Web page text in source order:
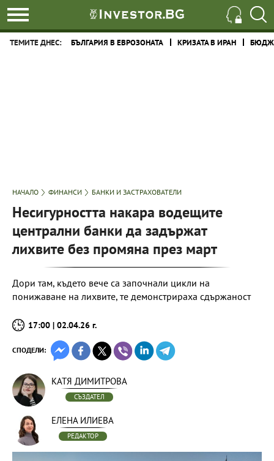
ТЕМИТЕ ДНЕС: БЪЛГАРИЯ В ЕВРОЗОНАТА КРИЗАТА В ИРАН
НАЧАЛО ФИНАНСИ БАНКИ И ЗАСТРАХОВАТЕЛИ
Несигурността накара водещите
централни банки да задържат
лихвите без промяна през март
Дори там, където вече са започнали цикли на
понижаване на лихвите, те демонстрираха сдържаност
17:00 | 02.04.26 г.
СПОДЕЛИ:
КАТЯ ДИМИТРОВА
СЪЗДАТЕЛ
ЕЛЕНА ИЛИЕВА
РЕДАКТОР